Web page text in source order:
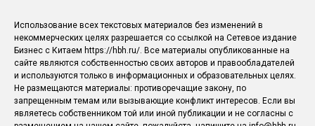
Использование всех текстовых материалов без изменений в
некоммерческих целях разрешается со ссылкой на Сетевое издание
Бизнес с Китаем https://hbh.ru/. Все материалы опубликованные на
сайте являются собственностью своих авторов и правообладателей
и используются только в информационных и образовательных целях.
Не размещаются материалы: противоречащие закону, по
запрещенным темам или вызывающие конфликт интересов. Если вы
являетесь собственником той или иной публикации и не согласны с